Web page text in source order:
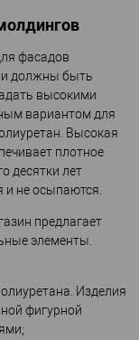
фасадов
должны быть
высокими
вариантом для
Высокая
плотное
десятки лет
не осыпаются.
предлагает
элементы.
Изделия
фигурной